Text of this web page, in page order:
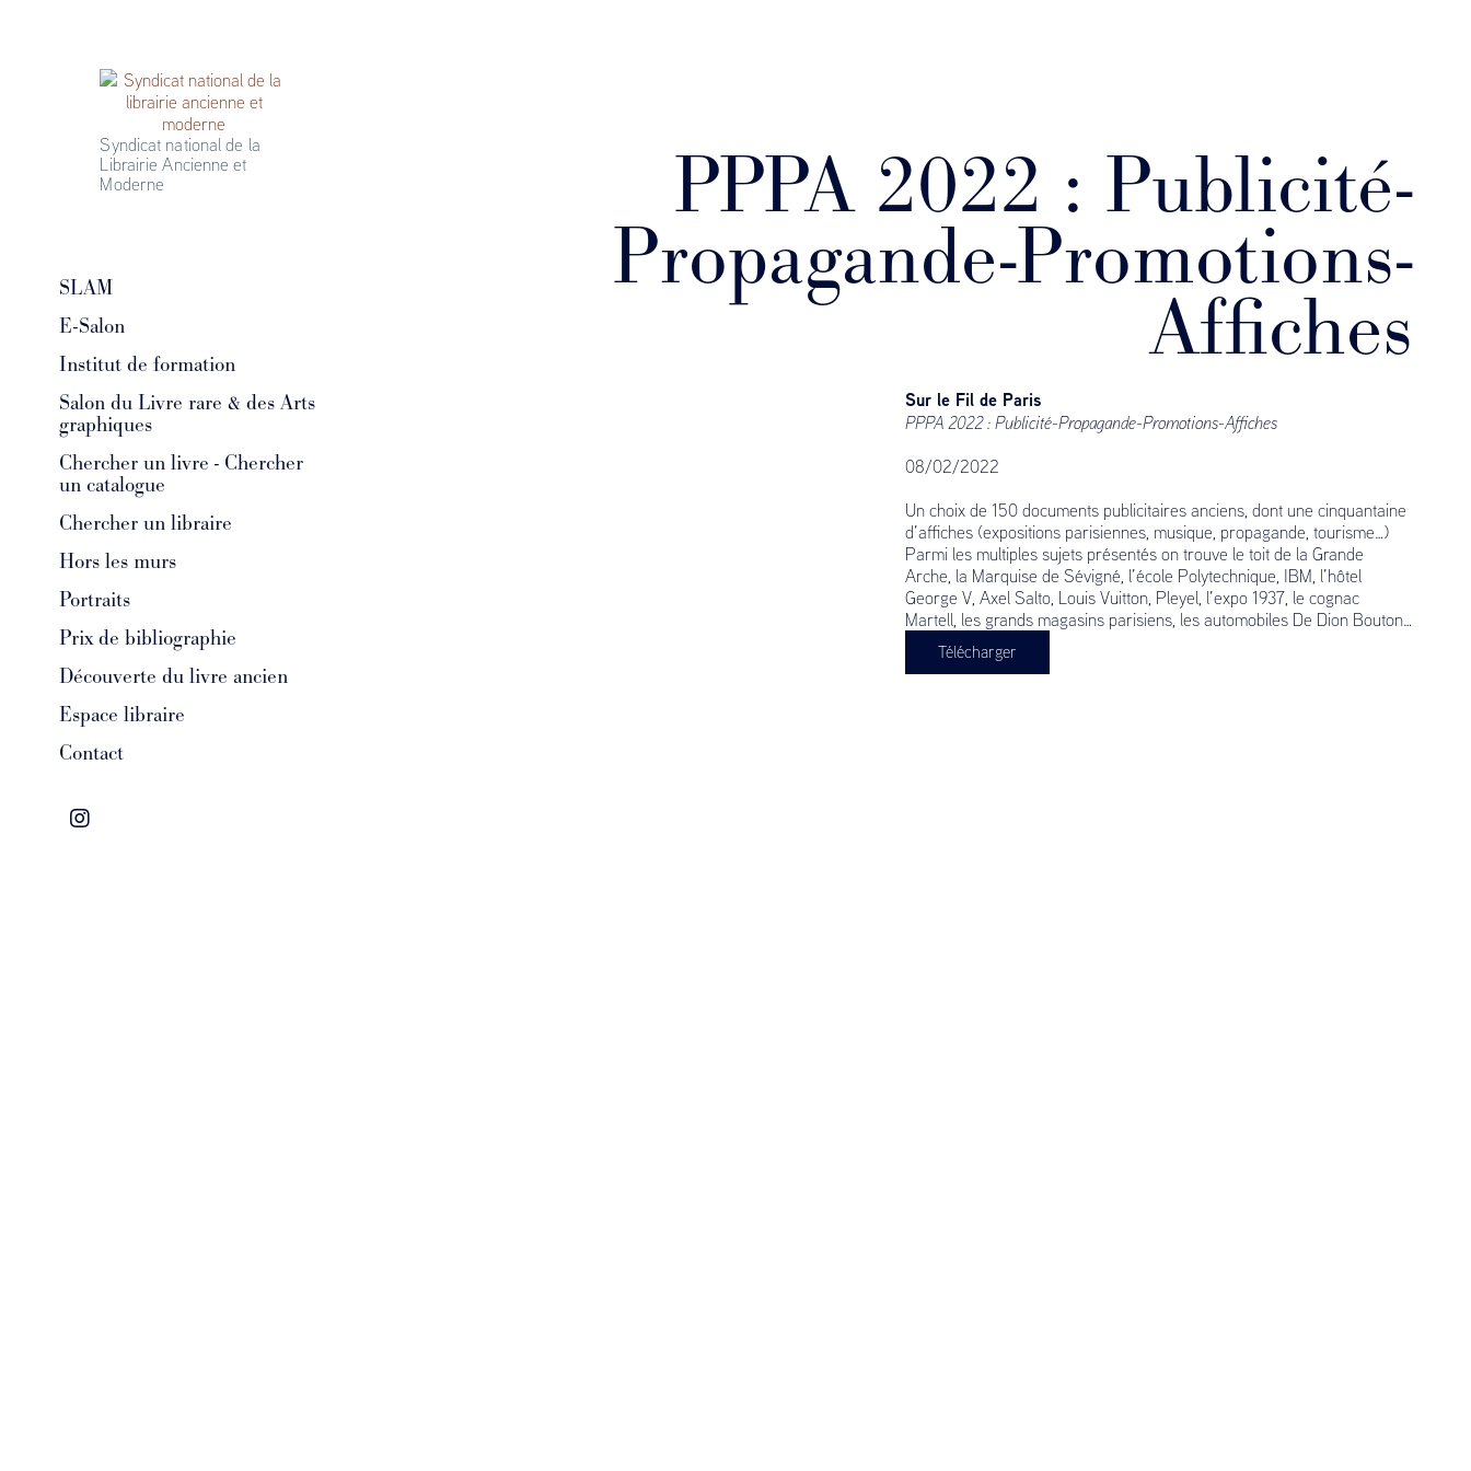
Syndicat national de la
Librairie Ancienne et
Moderne
SLAM
E-Salon
Institut de formation
Salon du Livre rare & des Arts
graphiques
Chercher un livre - Chercher
un catalogue
Chercher un libraire
Hors les murs
Portraits
Prix de bibliographie
Découverte du livre ancien
Espace libraire
Contact
PPPA 2022 : Publicité-
Propagande-Promotions-
Affiches
Sur le Fil de Paris
PPPA 2022 : Publicité-Propagande-Promotions-Affiches
08/02/2022
Un choix de 150 documents publicitaires anciens, dont une cinquantaine
d’affiches (expositions parisiennes, musique, propagande, tourisme…)
Parmi les multiples sujets présentés on trouve le toit de la Grande
Arche, la Marquise de Sévigné, l’école Polytechnique, IBM, l’hôtel
George V, Axel Salto, Louis Vuitton, Pleyel, l’expo 1937, le cognac
Martell, les grands magasins parisiens, les automobiles De Dion Bouton…
Télécharger